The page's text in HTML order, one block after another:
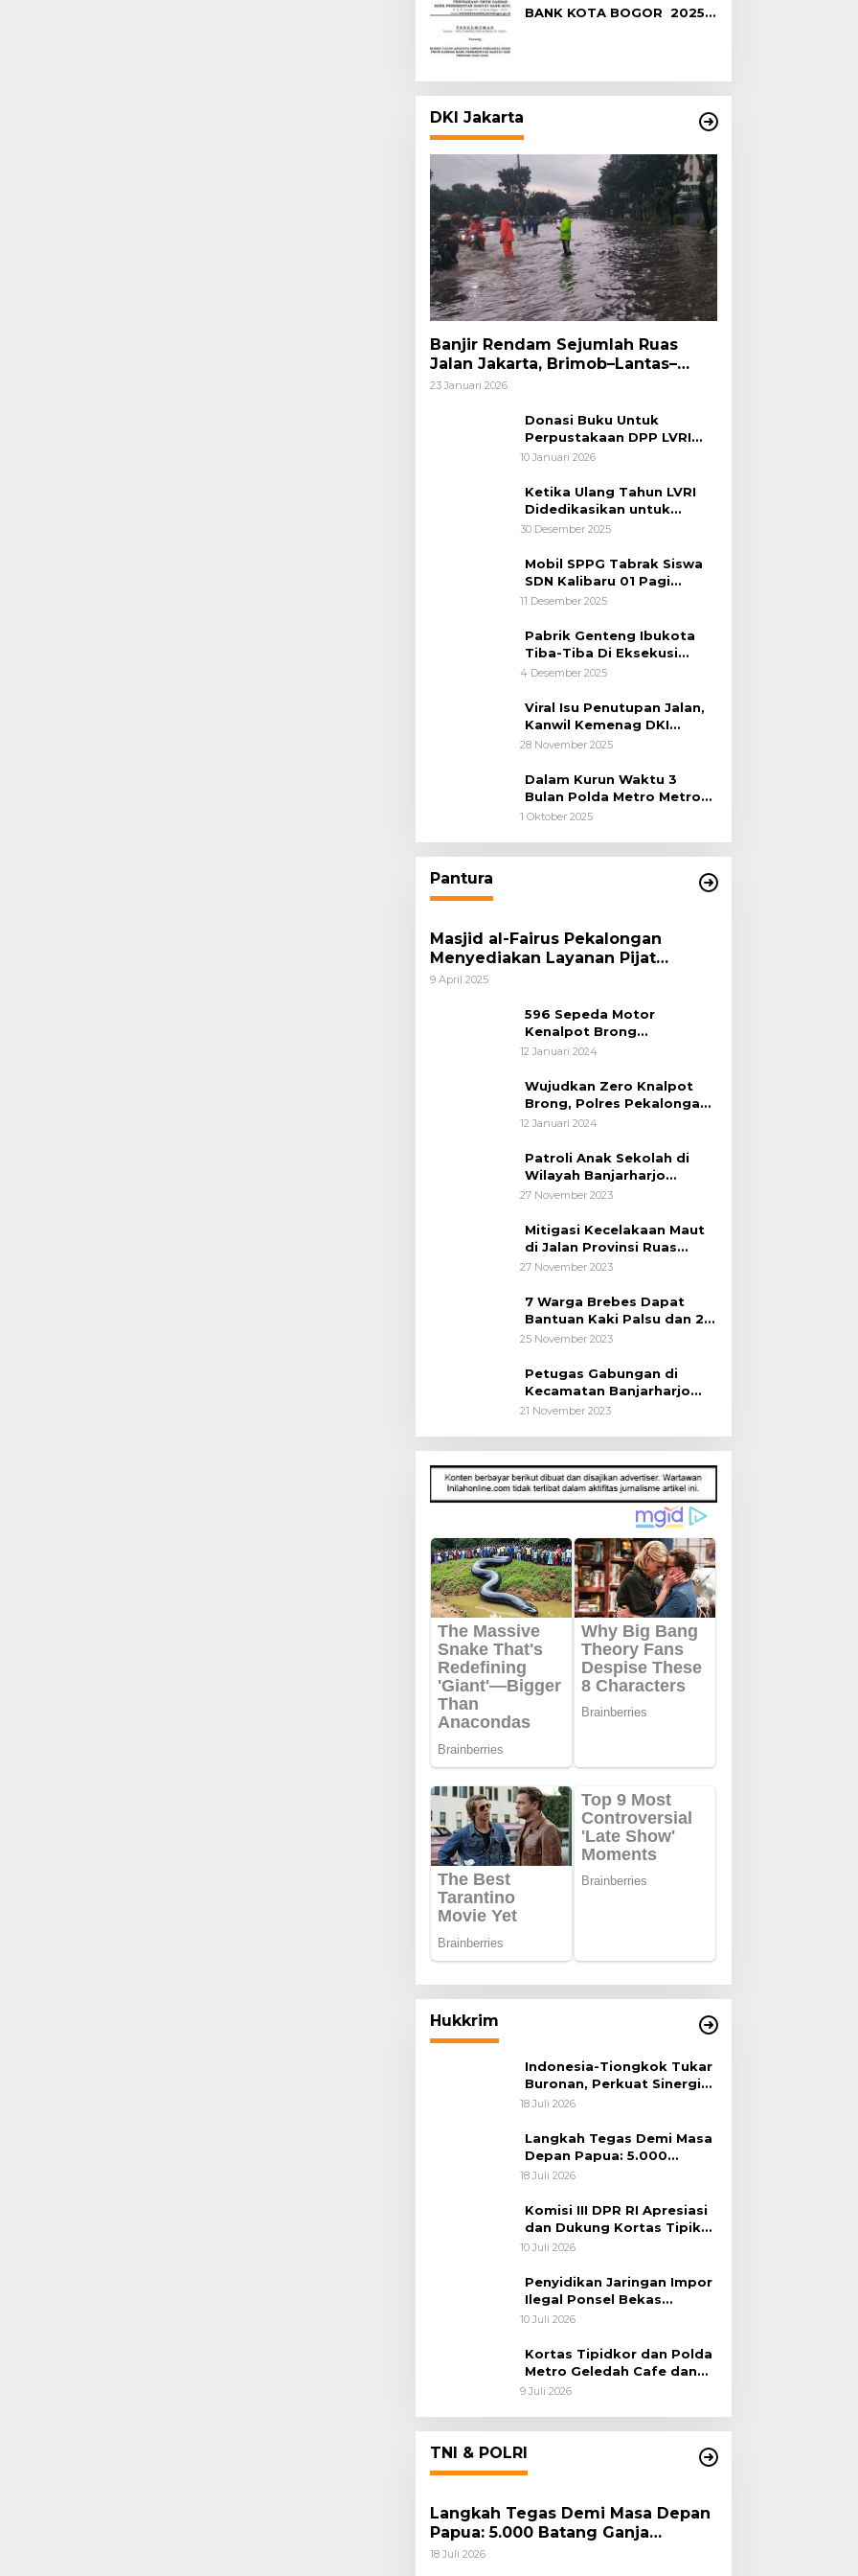
BANK KOTA BOGOR 2025-
DKI Jakarta
Banjir Rendam Sejumlah Ruas
Jalan Jakarta, Brimob–Lantas–
Polair PMJ Bergerak Cepat, Polri
23 Januari 2026
Donasi Buku Untuk
Perpustakaan DPP LVRI
Terus Mengalir
10 Januari 2026
Ketika Ulang Tahun LVRI
Didedikasikan untuk
Kemanusiaan
30 Desember 2025
Mobil SPPG Tabrak Siswa
SDN Kalibaru 01 Pagi
Cilincing Jakarta Utara
11 Desember 2025
Pabrik Genteng Ibukota
Tiba-Tiba Di Eksekusi
Jurusita Pengadilan Negeri
Hukum Sejak Awal
4 Desember 2025
Viral Isu Penutupan Jalan,
Kanwil Kemenag DKI
Jakarta Luruskan Fakta
28 November 2025
Dalam Kurun Waktu 3
Bulan Polda Metro Metro
Ungkap 1,14 Ton Narkoba
1 Oktober 2025
Pantura
Masjid al-Fairus Pekalongan
Menyediakan Layanan Pijat
hingga Potong Rambut Gratis bagi
9 April 2025
596 Sepeda Motor
Kenalpot Brong
Diamankan Polres
12 Januari 2024
Wujudkan Zero Knalpot
Brong, Polres Pekalongan
Kota Berikan Edukasi
12 Januari 2024
Patroli Anak Sekolah di
Wilayah Banjarharjo
Brebes
27 November 2023
Mitigasi Kecelakaan Maut
di Jalan Provinsi Ruas
Banjarharjo-Salem
27 November 2023
7 Warga Brebes Dapat
Bantuan Kaki Palsu dan 2
Operasi Bibir Sumbing
25 November 2023
Petugas Gabungan di
Kecamatan Banjarharjo
Patroli Anak Sekolah
21 November 2023
Hukkrim
Indonesia-Tiongkok Tukar
Buronan, Perkuat Sinergi
Penegakan Hukum Lintas
18 Juli 2026
Langkah Tegas Demi Masa
Depan Papua: 5.000
Batang Ganja Berhasil
Habema
18 Juli 2026
Komisi III DPR RI Apresiasi
dan Dukung Kortas Tipikor
Polri Usut Dugaan Korupsi
10 Juli 2026
Penyidikan Jaringan Impor
Ilegal Ponsel Bekas
Rampung, Tiga Tersangka
10 Juli 2026
Kortas Tipidkor dan Polda
Metro Geledah Cafe dan
Money Changer
9 Juli 2026
TNI & POLRI
Langkah Tegas Demi Masa Depan
Papua: 5.000 Batang Ganja
Berhasil Diungkap Koops TNI
18 Juli 2026